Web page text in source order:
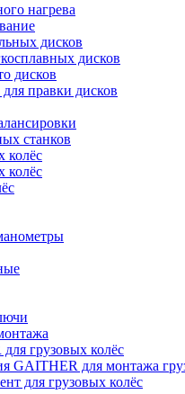
нагрева
дисков
дисков
дисков
правки дисков
станков
колёс
колёс
грузовых колёс
GAITHER для монтажа
для грузовых колёс